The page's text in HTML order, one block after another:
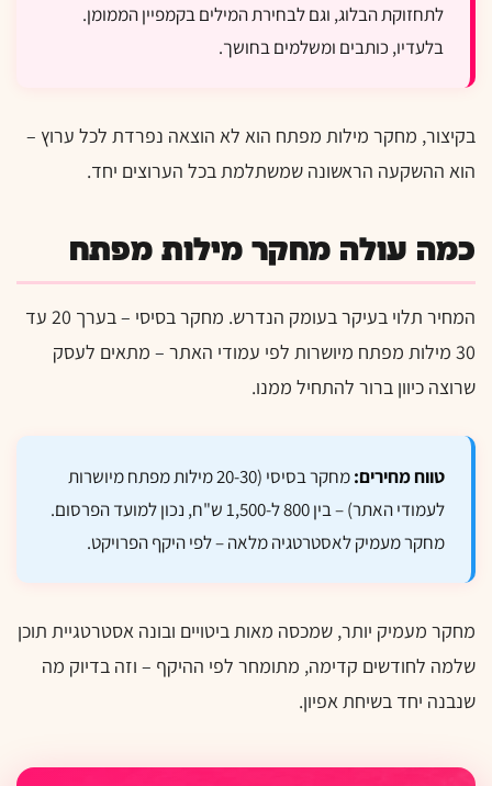
לתחזוקת הבלוג, וגם לבחירת המילים בקמפיין הממומן.
בלעדיו, כותבים ומשלמים בחושך.
בקיצור, מחקר מילות מפתח הוא לא הוצאה נפרדת לכל ערוץ –
הוא ההשקעה הראשונה שמשתלמת בכל הערוצים יחד.
כמה עולה מחקר מילות מפתח
המחיר תלוי בעיקר בעומק הנדרש. מחקר בסיסי – בערך 20 עד
30 מילות מפתח מיושרות לפי עמודי האתר – מתאים לעסק
שרוצה כיוון ברור להתחיל ממנו.
טווח מחירים:
מחקר בסיסי (20-30 מילות מפתח מיושרות
לעמודי האתר) – בין 800 ל-1,500 ש"ח, נכון למועד הפרסום.
מחקר מעמיק לאסטרטגיה מלאה – לפי היקף הפרויקט.
מחקר מעמיק יותר, שמכסה מאות ביטויים ובונה אסטרטגיית תוכן
שלמה לחודשים קדימה, מתומחר לפי ההיקף – וזה בדיוק מה
שנבנה יחד בשיחת אפיון.